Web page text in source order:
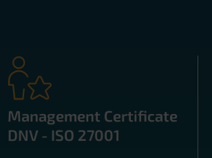
je
Management Certificate
DNV - ISO 27001